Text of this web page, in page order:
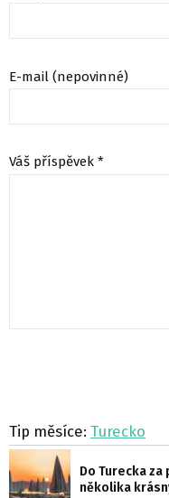
E-mail (nepovinné)
Váš příspěvek *
Tip měsíce: Turecko
Do Turecka
několika